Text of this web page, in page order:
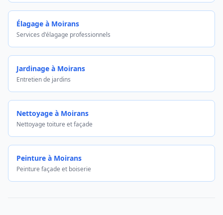
Élagage à Moirans
Services d'élagage professionnels
Jardinage à Moirans
Entretien de jardins
Nettoyage à Moirans
Nettoyage toiture et façade
Peinture à Moirans
Peinture façade et boiserie